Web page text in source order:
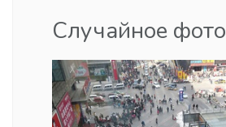
Случайное фото